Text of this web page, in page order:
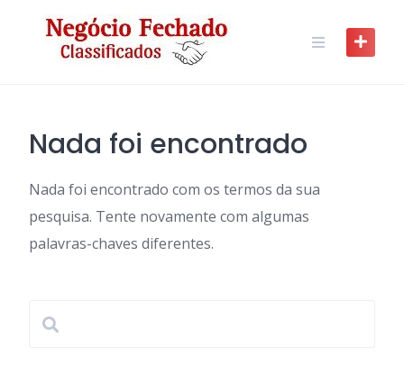
Nada foi encontrado
Nada foi encontrado com os termos da sua
pesquisa. Tente novamente com algumas
palavras-chaves diferentes.